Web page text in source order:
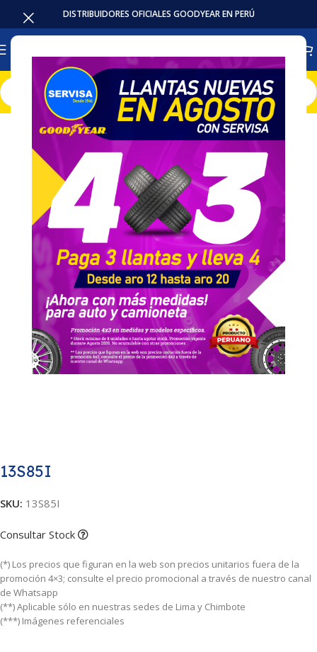
DISTRIBUIDORES OFICIALES GOODYEAR EN PERÚ
Inicio Baterias Intensivas
13S85I
SKU: 13S85I
Consultar Stock
(*) Los precios que figuran en la web son precios unitarios fuera de la
promoción 4×3; consulte el precio promocional a través de nuestro canal
de Whatsapp
(**) Aplicable sólo en nuestras sedes de Lima y Chimbote
(***) Imágenes referenciales